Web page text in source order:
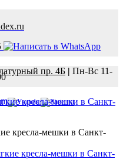
21.00
пр. 4Б | Пн-Вс 11-
кресла-мешки в Санкт-